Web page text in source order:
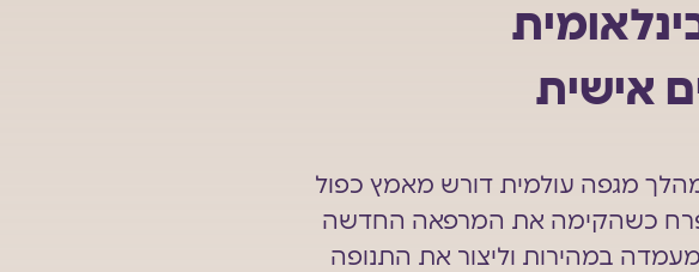
אישית
מגפה עולמית דורש מאמץ כפול
יפרח כשהקימה את המרפאה החדשה
במהירות וליצור את התנופה